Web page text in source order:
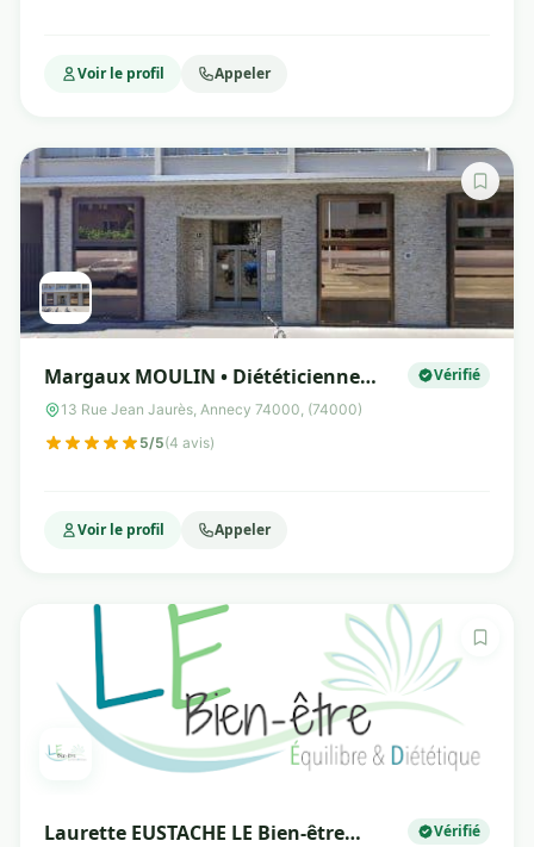
Voir le profil Appeler
Margaux MOULIN • Diététicienne
nutritionniste
Vérifié
13 Rue Jean Jaurès, Annecy 74000, (74000)
5/5(4 avis)
Voir le profil Appeler
Laurette EUSTACHE LE Bien-être
Vérifié